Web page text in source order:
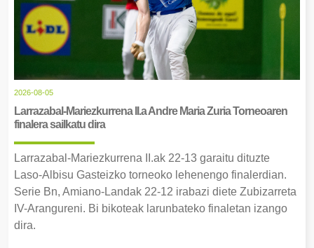
2026-08-05
Larrazabal-Mariezkurrena II.a Andre Maria Zuria Torneoaren
finalera sailkatu dira
Larrazabal-Mariezkurrena II.ak 22-13 garaitu dituzte
Laso-Albisu Gasteizko torneoko lehenengo finalerdian.
Serie Bn, Amiano-Landak 22-12 irabazi diete Zubizarreta
IV-Arangureni. Bi bikoteak larunbateko finaletan izango
dira.